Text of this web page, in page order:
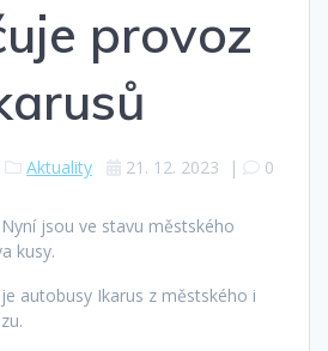
provoz
Aktuality 21. 12. 2023 | 0
jsou ve stavu městského
kusy.
autobusy Ikarus z městského i